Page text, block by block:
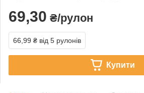
69,30 ₴/рулон
66,99 ₴ від 5 рулонів
Купити